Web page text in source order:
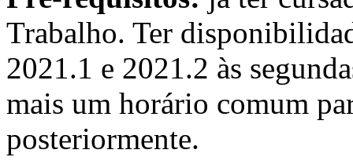
Trabalho. Ter
2021.1 e 2021.2 às
mais um horário comum
posteriormente.